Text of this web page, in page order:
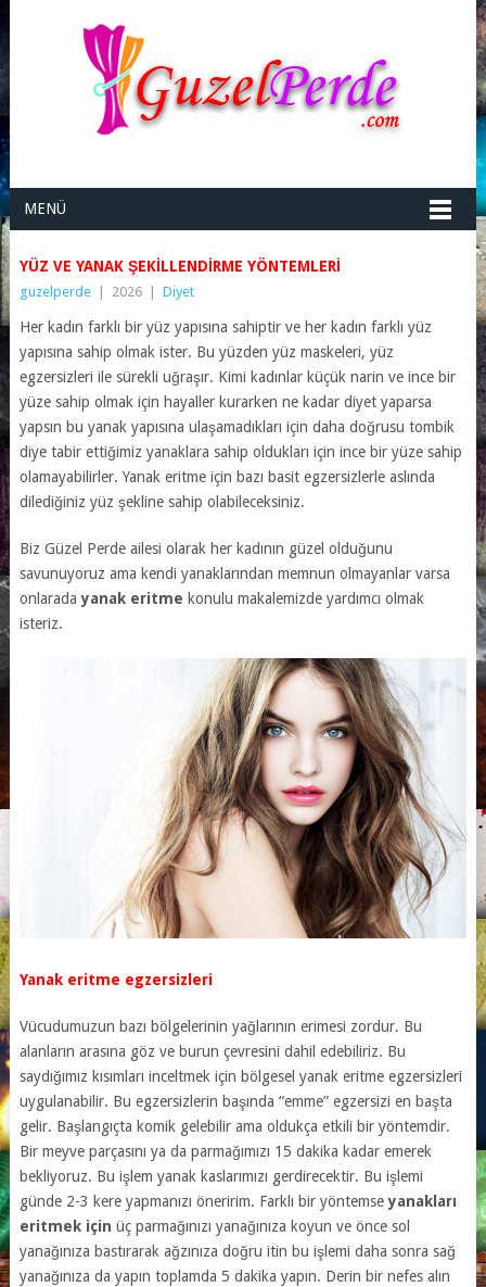
MENÜ
YÜZ VE YANAK ŞEKILLENDIRME YÖNTEMLERI
guzelperde 2026 Diyet
Her kadın farklı bir yüz yapısına sahiptir ve her kadın farklı yüz
yapısına sahip olmak ister. Bu yüzden yüz maskeleri, yüz
egzersizleri ile sürekli uğraşır. Kimi kadınlar küçük narin ve ince bir
yüze sahip olmak için hayaller kurarken ne kadar diyet yaparsa
yapsın bu yanak yapısına ulaşamadıkları için daha doğrusu tombik
diye tabir ettiğimiz yanaklara sahip oldukları için ince bir yüze sahip
olamayabilirler. Yanak eritme için bazı basit egzersizlerle aslında
dilediğiniz yüz şekline sahip olabileceksiniz.
Biz Güzel Perde ailesi olarak her kadının güzel olduğunu
savunuyoruz ama kendi yanaklarından memnun olmayanlar varsa
onlaradayanak eritme konulu makalemizde yardımcı olmak
isteriz.
Yanak eritme egzersizleri
Vücudumuzun bazı bölgelerinin yağlarının erimesi zordur. Bu
alanların arasına göz ve burun çevresini dahil edebiliriz. Bu
saydığımız kısımları inceltmek için bölgesel yanak eritme egzersizleri
uygulanabilir. Bu egzersizlerin başında “emme” egzersizi en başta
gelir. Başlangıçta komik gelebilir ama oldukça etkili bir yöntemdir.
Bir meyve parçasını ya da parmağımızı 15 dakika kadar emerek
bekliyoruz. Bu işlem yanak kaslarımızı gerdirecektir. Bu işlemi
günde 2-3 kere yapmanızı öneririm. Farklı bir yöntemseyanakları
eritmek için üç parmağınızı yanağınıza koyun ve önce sol
yanağınıza bastırarak ağzınıza doğru itin bu işlemi daha sonra sağ
yanağınıza da yapın toplamda 5 dakika yapın. Derin bir nefes alın